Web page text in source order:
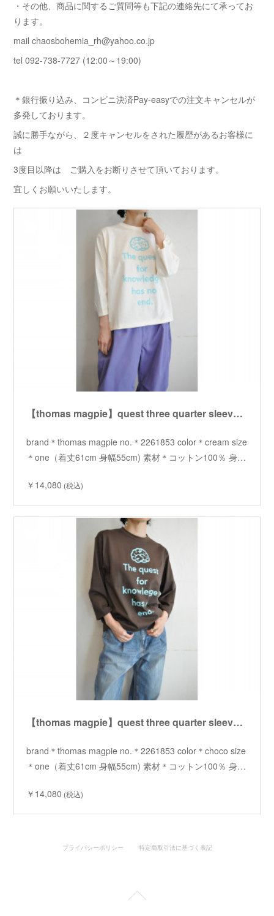
・その他、商品に関するご質問等も下記の連絡先にて承ってお
ります。
mail chaosbohemia_rh@yahoo.co.jp
tel 092-738-7727 (12:00～19:00)
＊銀行振り込み、コンビニ決済Pay-easyでの注文キャンセルが
多発しております。
誠に勝手ながら、２度キャンセルをされた履歴があるお客様に
は
3度目以降は ご購入をお断りさせて頂いております。
宜しくお願いいたします。
【thomas magpie】quest three quarter sleeve Tshirt /【トーマスマグパイ】クエスト七分袖 Tシャツ
brand＊thomas magpie no.＊2261853 color＊cream size
＊one（着丈61cm 身幅55cm) 素材＊コットン100％ 身…
￥14,080 (税込)
【thomas magpie】quest three quarter sleeve Tshirt /【トーマスマグパイ】クエスト七分袖 Tシャツ
brand＊thomas magpie no.＊2261853 color＊choco size
＊one（着丈61cm 身幅55cm) 素材＊コットン100％ 身…
￥14,080 (税込)
プライバシーポリシー 特定商取引法に基づく表記